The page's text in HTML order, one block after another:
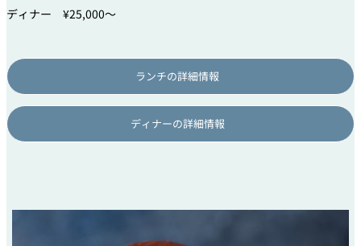
ディナー ¥25,000～
ランチの詳細情報
ディナーの詳細情報